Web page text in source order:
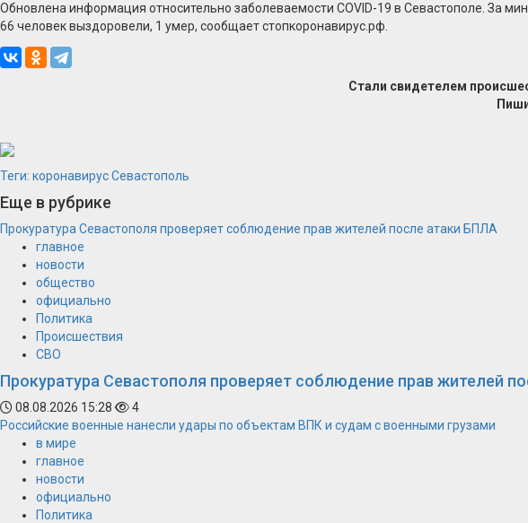
Обновлена информация относительно заболеваемости COVID-19 в Севастополе. За
66 человек выздоровели, 1 умер, сообщает стопкоронавирус.рф.
Стали свидетелем
Теги: коронавирусСевастополь
Еще в рубрике
Прокуратура Севастополя проверяет соблюдение прав жителей после атаки БПЛА
главное
новости
общество
официально
Политика
Происшествия
СВО
Прокуратура Севастополя проверяет соблюдение прав жителей
08.08.2026 15:28
4
Российские военные нанесли удары по объектам ВПК и судам с военными грузами
в мире
главное
новости
официально
Политика